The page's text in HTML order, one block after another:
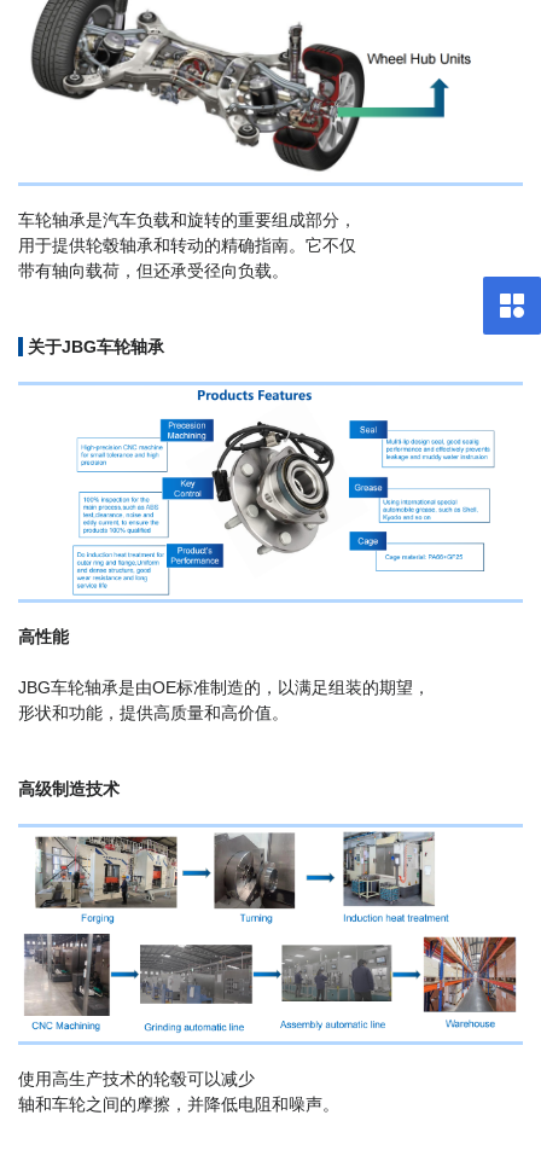
车轮轴承是汽车负载和旋转的重要组成部分，
用于提供轮毂轴承和转动的精确指南。它不仅
带有轴向载荷，但还承受径向负载。
关于JBG车轮轴承
高性能
JBG车轮轴承是由OE标准制造的，以满足组装的期望，
形状和功能，提供高质量和高价值。
高级制造技术
使用高生产技术的轮毂可以减少
轴和车轮之间的摩擦，并降低电阻和噪声。